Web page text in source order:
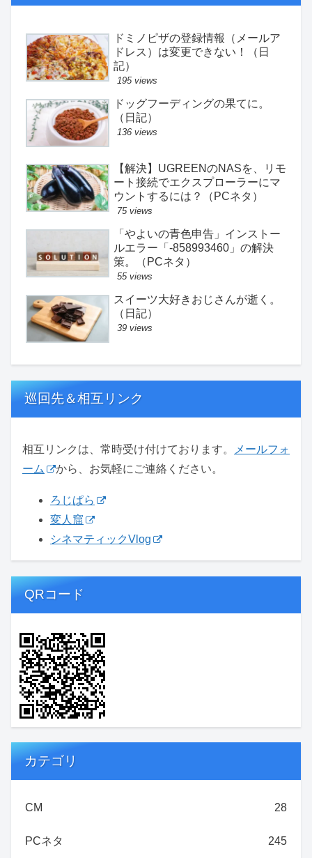
ドミノピザの登録情報（メールア
ドレス）は変更できない！（日
記）
195 views
ドッグフーディングの果てに。
（日記）
136 views
【解決】UGREENのNASを、リモ
ート接続でエクスプローラーにマ
ウントするには？（PCネタ）
75 views
「やよいの青色申告」インストー
ルエラー「-858993460」の解決
策。（PCネタ）
55 views
スイーツ大好きおじさんが逝く。
（日記）
39 views
巡回先＆相互リンク
相互リンクは、常時受け付けております。
メールフォ
ーム
から、お気軽にご連絡ください。
ろじぱら
変人窟
シネマティックVlog
QRコード
カテゴリ
CM 28
PCネタ 245